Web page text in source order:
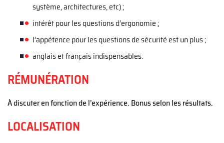
système, architectures, etc) ;
intérêt pour les questions d’ergonomie ;
l’appétence pour les questions de sécurité est un plus ;
anglais et français indispensables.
RÉMUNÉRATION
À discuter en fonction de l’expérience. Bonus selon les résultats.
LOCALISATION